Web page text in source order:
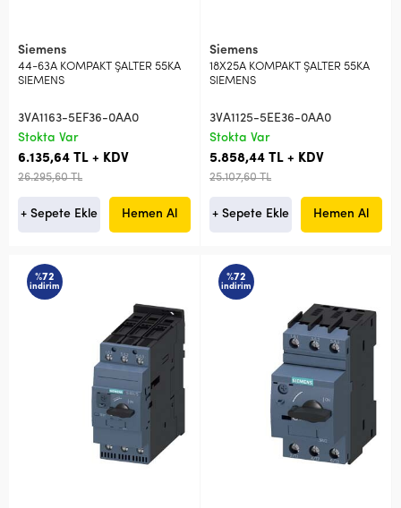
Siemens
44-63A KOMPAKT ŞALTER 55KA
SIEMENS
3VA1163-5EF36-0AA0
Stokta Var
6.135,64 TL + KDV
26.295,60 TL
+ Sepete Ekle Hemen Al
Siemens
18X25A KOMPAKT ŞALTER 55KA
SIEMENS
3VA1125-5EE36-0AA0
Stokta Var
5.858,44 TL + KDV
25.107,60 TL
+ Sepete Ekle Hemen Al
%72
indirim
%72
indirim